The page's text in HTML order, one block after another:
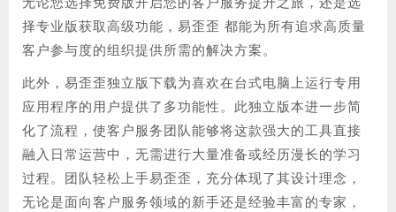
择专业版获取高级功能，易歪歪 都能为所有追求高质量
客户参与度的组织提供所需的解决方案。
此外，易歪歪独立版下载为喜欢在台式电脑上运行专用
应用程序的用户提供了多功能性。此独立版本进一步简
化了流程，使客户服务团队能够将这款强大的工具直接
融入日常运营中，无需进行大量准备或经历漫长的学习
过程。团队轻松上手易歪歪，充分体现了其设计理念，
无论是面向客户服务领域的新手还是经验丰富的专家，